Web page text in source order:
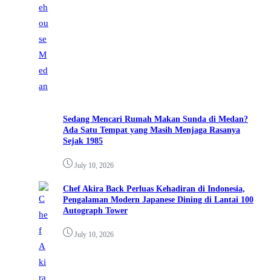
Sedang Mencari Rumah Makan Sunda di Medan?
Ada Satu Tempat yang Masih Menjaga Rasanya
Sejak 1985
July 10, 2026
Chef Akira Back Perluas Kehadiran di Indonesia,
Pengalaman Modern Japanese Dining di Lantai 100
Autograph Tower
July 10, 2026